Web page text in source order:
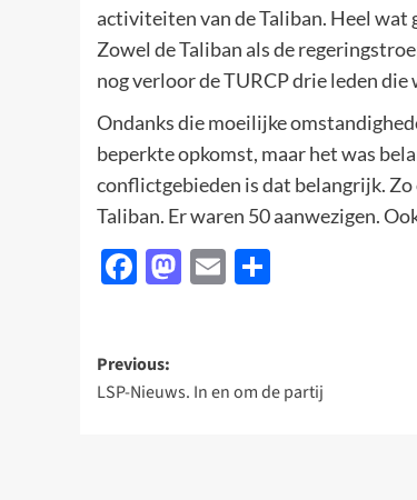
activiteiten van de Taliban. Heel wat
Zowel de Taliban als de
nog verloor de TURCP drie leden
Ondanks die moeilijke
beperkte opkomst, maar het was
conflictgebieden is dat belangrijk.
Taliban. Er waren 50 aanwezigen.
Facebook
Mastodon
Email
Post
navigation
Previous:
LSP-Nieuws. In en om de partij